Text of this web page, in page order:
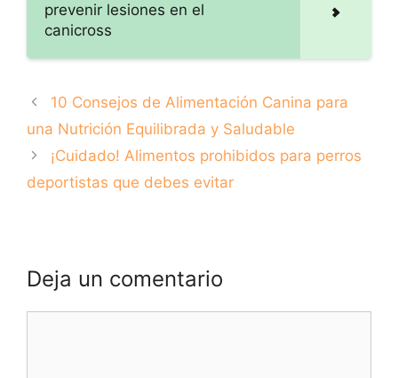
prevenir lesiones en el
canicross
10 Consejos de Alimentación Canina para
una Nutrición Equilibrada y Saludable
¡Cuidado! Alimentos prohibidos para perros
deportistas que debes evitar
Deja un comentario